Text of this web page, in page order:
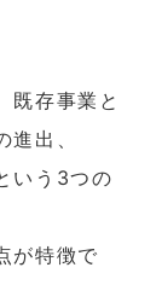
既存事業と
出、
いう3つの
が特徴で